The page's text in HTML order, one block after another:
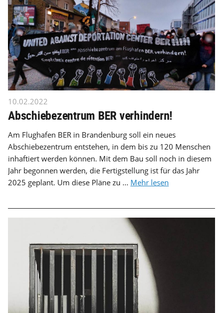
10.02.2022
Abschiebezentrum BER verhindern!
Am Flughafen BER in Brandenburg soll ein neues
Abschiebezentrum entstehen, in dem bis zu 120 Menschen
inhaftiert werden können. Mit dem Bau soll noch in diesem
Jahr begonnen werden, die Fertigstellung ist für das Jahr
2025 geplant. Um diese Pläne zu ... Mehr lesen